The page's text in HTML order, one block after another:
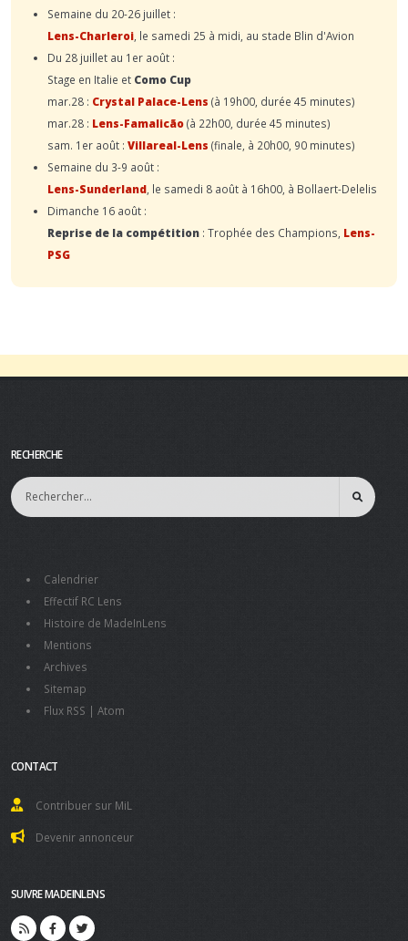
Semaine du 20-26 juillet :
Lens-Charleroi , le samedi 25 à midi, au stade Blin d'Avion
Du 28 juillet au 1er août :
Stage en Italie et Como Cup
mar.28 : Crystal Palace-Lens (à 19h00, durée 45 minutes)
mar.28 : Lens-Famalicão(à 22h00, durée 45 minutes)
sam. 1er août : Villareal-Lens (finale, à 20h00, 90 minutes)
Semaine du 3-9 août :
Lens-Sunderland , le samedi 8 août à 16h00, à Bollaert-Delelis
Dimanche 16 août :
Reprise de la compétition : Trophée des Champions, Lens-
PSG
RECHERCHE
Calendrier
Effectif RC Lens
Histoire de MadeInLens
Mentions
Archives
Sitemap
Flux RSS | Atom
CONTACT
Contribuer sur MiL
Devenir annonceur
SUIVRE MADEINLENS